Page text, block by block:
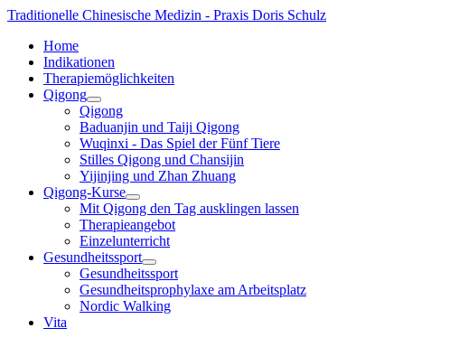
Traditionelle Chinesische Medizin - Praxis Doris Schulz
Home
Indikationen
Therapiemöglichkeiten
Qigong
Qigong
Baduanjin und Taiji Qigong
Wuqinxi - Das Spiel der Fünf Tiere
Stilles Qigong und Chansijin
Yijinjing und Zhan Zhuang
Qigong-Kurse
Mit Qigong den Tag ausklingen lassen
Therapieangebot
Einzelunterricht
Gesundheitssport
Gesundheitssport
Gesundheitsprophylaxe am Arbeitsplatz
Nordic Walking
Vita